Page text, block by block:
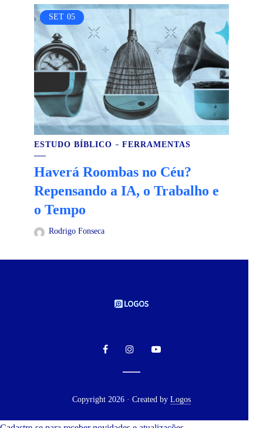
SET 05
ESTUDO BÍBLICO FERRAMENTAS
Haverá Roombas no Céu?
Repensando a IA, o Trabalho e
o Tempo
Rodrigo Fonseca
Copyright 2026 · Created by Logos